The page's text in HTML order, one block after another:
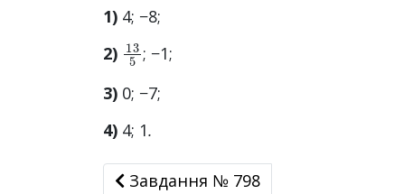
1) 4; −8;
2) 13; −1;
3) 0; −7;
4) 4; 1.
Завдання № 798
Завдання № 798